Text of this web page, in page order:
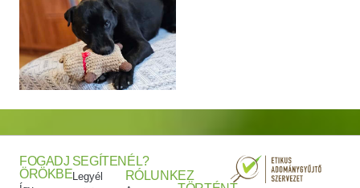
FOGADJ
ÖRÖKBE
SEGÍTENÉL?
Legyél
RÓLUNKEZ